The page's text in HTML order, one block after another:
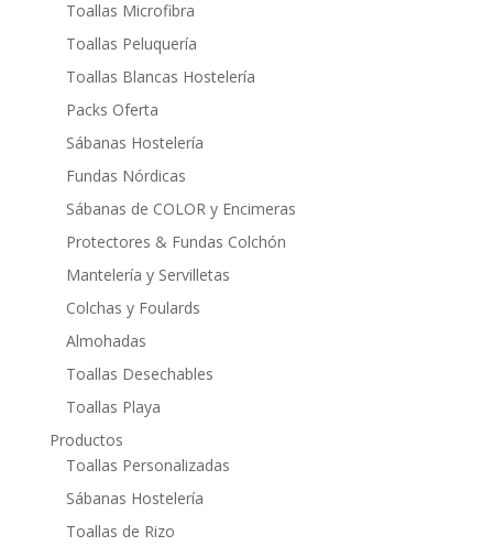
Toallas Microfibra
Toallas Peluquería
Toallas Blancas Hostelería
Packs Oferta
Sábanas Hostelería
Fundas Nórdicas
Sábanas de COLOR y Encimeras
Protectores & Fundas Colchón
Mantelería y Servilletas
Colchas y Foulards
Almohadas
Toallas Desechables
Toallas Playa
Productos
Toallas Personalizadas
Sábanas Hostelería
Toallas de Rizo